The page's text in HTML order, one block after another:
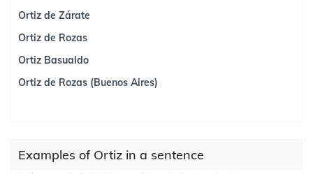
Ortiz de Zárate
Ortiz de Rozas
Ortiz Basualdo
Ortiz de Rozas (Buenos Aires)
Examples of Ortiz in a sentence